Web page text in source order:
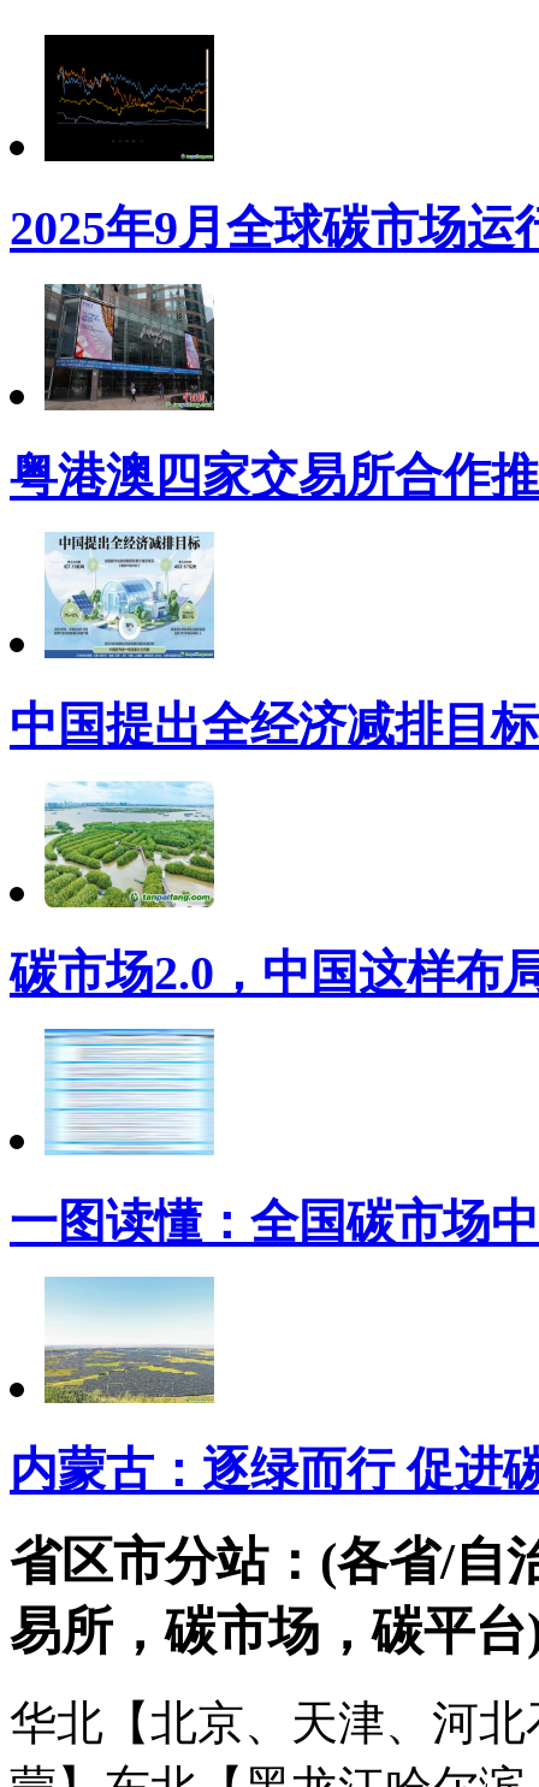
2025年9月全球碳市场
粤港澳四家交易所合作
中国提出全经济减排目
碳市场2.0，中国这样布
一图读懂：全国碳市场
内蒙古：逐绿而行 促进
省区市分站：(各省/自
易所，碳市场，碳平台
华北【北京、天津、河